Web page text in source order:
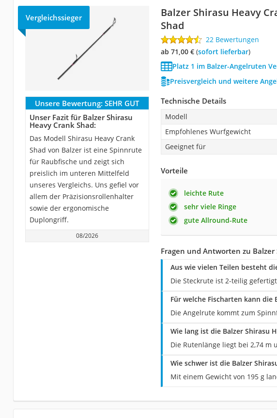
Vergleichssieger
Balzer Shirasu Heavy
Shad
22 Bewertungen
ab 71,00 €( Sofort lieferbar)
Platz 1 im Balzer-Angelruten
Preisvergleich und weitere
Unsere Bewertung: SEHR GUT
Unser Fazit für Balzer Shirasu
Heavy Crank Shad:
Das Modell Shirasu Heavy Crank
Shad von Balzer ist eine Spinnrute
für Raubfische und zeigt sich
preislich im unteren Mittelfeld
unseres Vergleichs. Uns gefiel vor
allem der Präzisionsrollenhalter
sowie der ergonomische
Duplongriff.
08/2026
Technische Details
Modell
Empfohlenes Wurfgewicht
Geeignet für
Vorteile
leichte Rute
sehr viele Ringe
gute Allround-Rute
Fragen und Antworten zu Balzer
Aus wie vielen Teilen besteht
Die Steckrute ist 2-teilig
Für welche Fischarten kann die
Die Angelrute kommt zum
Wie lang ist die Balzer Shirasu
Die Rutenlänge liegt bei 2,74 m
Wie schwer ist die Balzer
Mit einem Gewicht von 195 g